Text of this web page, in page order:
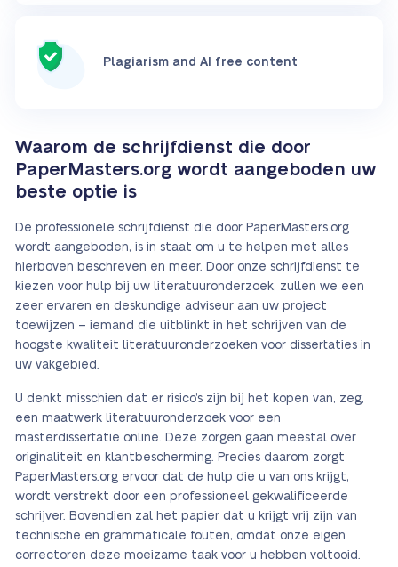
Plagiarism and AI free content
Waarom de schrijfdienst die door
PaperMasters.org wordt aangeboden uw
beste optie is
De professionele schrijfdienst die door PaperMasters.org
wordt aangeboden, is in staat om u te helpen met alles
hierboven beschreven en meer. Door onze schrijfdienst te
kiezen voor hulp bij uw literatuuronderzoek, zullen we een
zeer ervaren en deskundige adviseur aan uw project
toewijzen – iemand die uitblinkt in het schrijven van de
hoogste kwaliteit literatuuronderzoeken voor dissertaties in
uw vakgebied.
U denkt misschien dat er risico’s zijn bij het kopen van, zeg,
een maatwerk literatuuronderzoek voor een
masterdissertatie online. Deze zorgen gaan meestal over
originaliteit en klantbescherming. Precies daarom zorgt
PaperMasters.org ervoor dat de hulp die u van ons krijgt,
wordt verstrekt door een professioneel gekwalificeerde
schrijver. Bovendien zal het papier dat u krijgt vrij zijn van
technische en grammaticale fouten, omdat onze eigen
correctoren deze moeizame taak voor u hebben voltooid.